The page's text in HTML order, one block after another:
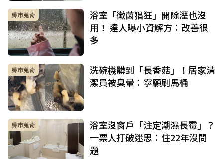
房市蒐奇
浴室「黴菌猖狂」開除溼也沒
用！ 達人曝小資解方：改善很
多
房市蒐奇
洗碗機髒到「長香菇」！居家清
潔員被臭暈：寧願刷馬桶
房市蒐奇
浴室沒窗戶「注定潮濕長霉」？
一票人打破迷思：住22年沒問
題